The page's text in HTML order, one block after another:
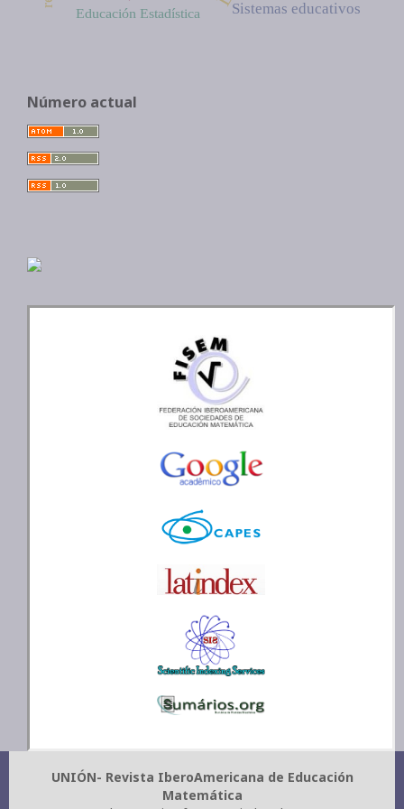
Sistemas educativos
Educación Estadística
Número actual
UNIÓN- Revista IberoAmericana de Educación
Matemática